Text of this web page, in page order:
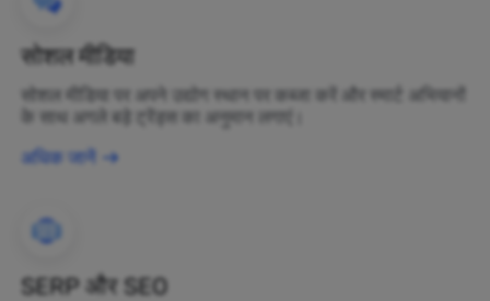
सोशल मीडिया
सोशल मीडिया पर अपने उद्योग स्थान पर कब्जा करें और स्मार्ट अभियानों
के साथ अगले बड़े ट्रेंड्स का अनुमान लगाएं।
अधिक जानें
SERP और SEO